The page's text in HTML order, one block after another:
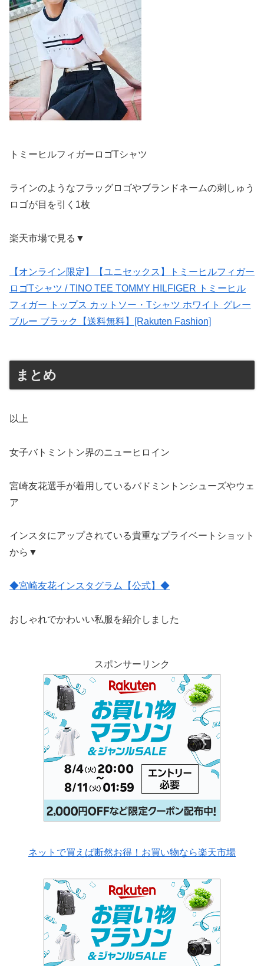
トミーヒルフィガーロゴTシャツ
ラインのようなフラッグロゴやブランドネームの刺しゅう
ロゴが目を引く1枚
楽天市場で見る▼
【オンライン限定】【ユニセックス】トミーヒルフィガー
ロゴTシャツ / TINO TEE TOMMY HILFIGER トミーヒル
フィガー トップス カットソー・Tシャツ ホワイト グレー
ブルー ブラック【送料無料】[Rakuten Fashion]
まとめ
以上
女子バトミントン界のニューヒロイン
宮崎友花選手が着用しているバドミントンシューズやウェ
ア
インスタにアップされている貴重なプライベートショット
から▼
◆宮崎友花インスタグラム【公式】◆
おしゃれでかわいい私服を紹介しました
スポンサーリンク
ネットで買えば断然お得！お買い物なら楽天市場